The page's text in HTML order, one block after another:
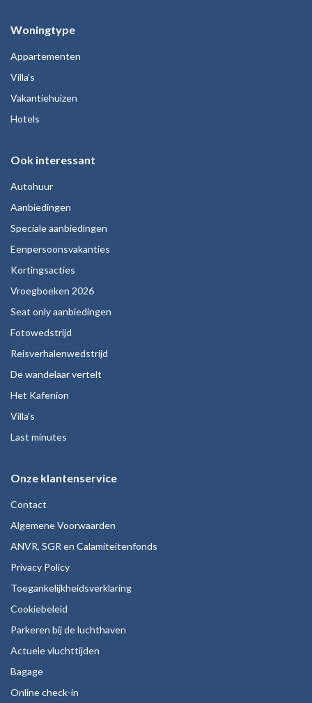
Woningtype
Appartementen
Villa's
Vakantiehuizen
Hotels
Ook interessant
Autohuur
Aanbiedingen
Speciale aanbiedingen
Eenpersoonsvakanties
Kortingsacties
Vroegboeken 2026
Seat only aanbiedingen
Fotowedstrijd
Reisverhalenwedstrijd
De wandelaar vertelt
Het Kafenion
Villa's
Last minutes
Onze klantenservice
Contact
Algemene Voorwaarden
ANVR, SGR en Calamiteitenfonds
Privacy Policy
Toegankelijkheidsverklaring
Cookiebeleid
Parkeren bij de luchthaven
Actuele vluchttijden
Bagage
Online check-in